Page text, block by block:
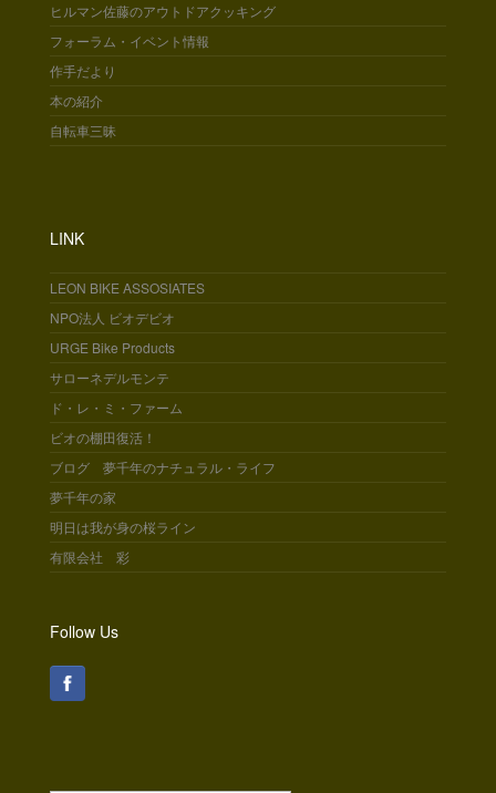
ヒルマン佐藤のアウトドアクッキング
フォーラム・イベント情報
作手だより
本の紹介
自転車三昧
LINK
LEON BIKE ASSOSIATES
NPO法人 ビオデビオ
URGE Bike Products
サローネデルモンテ
ド・レ・ミ・ファーム
ビオの棚田復活！
ブログ 夢千年のナチュラル・ライフ
夢千年の家
明日は我が身の桜ライン
有限会社 彩
Follow Us